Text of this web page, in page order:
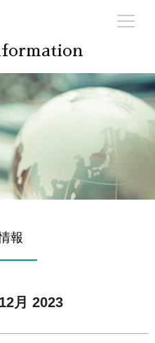
！
報
12月 2023